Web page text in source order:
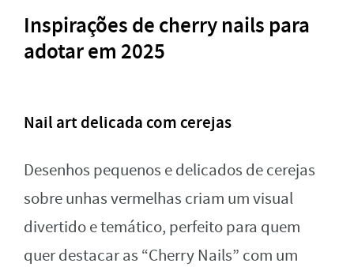
Inspirações de cherry nails para
adotar em 2025
Nail art delicada com cerejas
Desenhos pequenos e delicados de cerejas
sobre unhas vermelhas criam um visual
divertido e temático, perfeito para quem
quer destacar as “Cherry Nails” com um